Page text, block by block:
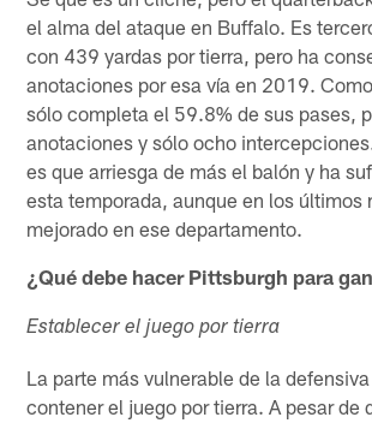
el alma del ataque en Buffalo. Es
con 439 yardas por tierra, pero ha
anotaciones por esa vía en 2019.
sólo completa el 59.8% de sus pases,
anotaciones y sólo ocho
es que arriesga de más el balón y ha
esta temporada, aunque en los últimos
mejorado en ese departamento.
¿Qué debe hacer Pittsburgh para
Establecer el juego por tierra
La parte más vulnerable de la
contener el juego por tierra. A pesar de